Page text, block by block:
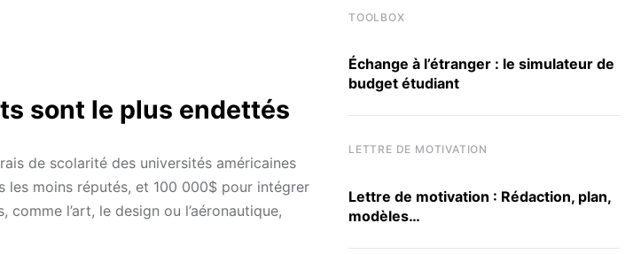
sont le plus endettés
de scolarité des universités américaines
les moins réputés, et 100 000$ pour intégrer
l’art, le design ou l’aéronautique,
TOOLBOX
Échange à l’étranger : le simulateur de
budget étudiant
LETTRE DE MOTIVATION
Lettre de motivation : Rédaction, plan,
modèles…